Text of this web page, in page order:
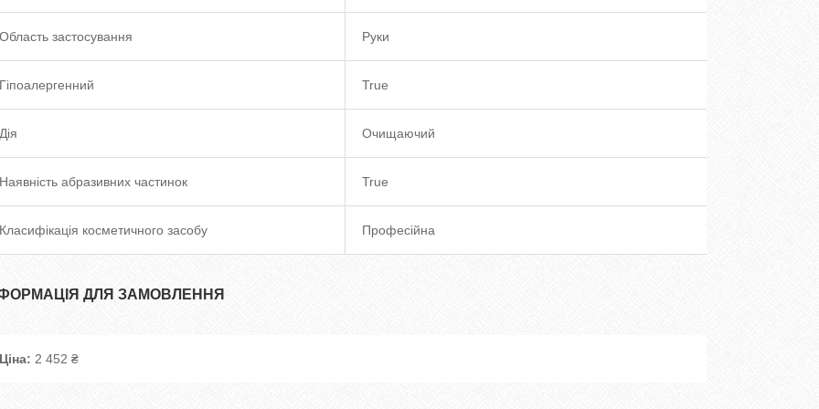
Область застосування Руки
Гіпоалергенний True
Дія Очищаючий
Наявність абразивних частинок True
Класифікація косметичного засобу Професійна
ДЛЯ ЗАМОВЛЕННЯ
Ціна: 2 452 ₴